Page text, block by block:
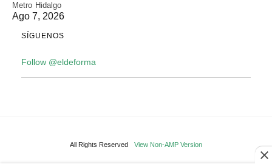
Metro Hidalgo
Ago 7, 2026
SÍGUENOS
Follow @eldeforma
All Rights Reserved View Non-AMP Version